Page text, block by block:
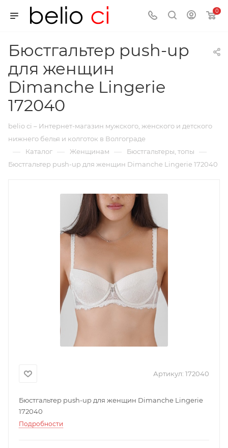
0
Бюстгальтер push-up
для женщин
Dimanche Lingerie
172040
belio ci – Интернет-магазин мужского, женского и детского
нижнего белья и колготок в Волгограде
— Каталог — Женщинам — Бюстгальтеры, топы —
Бюстгальтер push-up для женщин Dimanche Lingerie 172040
Артикул: 172040
Бюстгальтер push-up для женщин Dimanche Lingerie
172040
Подробности